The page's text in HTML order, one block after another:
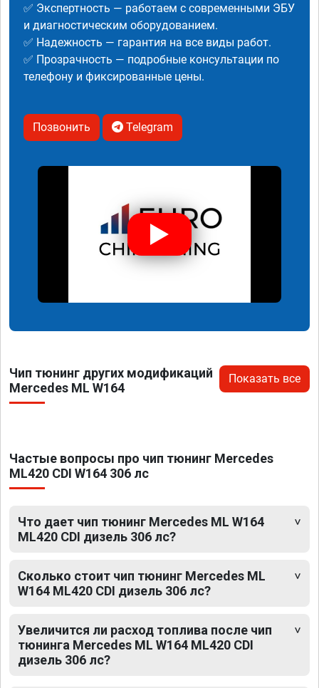
✅ Экспертность — работаем с современными ЭБУ
и диагностическим оборудованием.
✅ Надежность — гарантия на все виды работ.
✅ Прозрачность — подробные консультации по
телефону и фиксированные цены.
Позвонить Telegram
Чип тюнинг других модификаций
Mercedes ML W164
Показать все
Частые вопросы про чип тюнинг Mercedes
ML420 CDI W164 306 лс
Что дает чип тюнинг Mercedes ML W164
ML420 CDI дизель 306 лс?
Сколько стоит чип тюнинг Mercedes ML
W164 ML420 CDI дизель 306 лс?
Увеличится ли расход топлива после чип
тюнинга Mercedes ML W164 ML420 CDI
дизель 306 лс?